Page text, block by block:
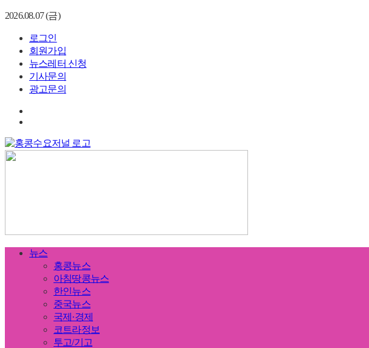
2026.08.07 (금)
로그인
회원가입
뉴스레터 신청
기사문의
광고문의
뉴스
홍콩뉴스
아침땅콩뉴스
한인뉴스
중국뉴스
국제·경제
코트라정보
투고/기고